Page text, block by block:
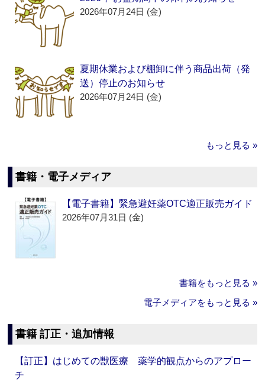
2026年07月24日 (金)
夏期休業および棚卸に伴う商品出荷（発
送）停止のお知らせ
2026年07月24日 (金)
もっと見る »
書籍・電子メディア
【電子書籍】緊急避妊薬OTC適正販売ガイド
2026年07月31日 (金)
書籍をもっと見る »
電子メディアをもっと見る »
書籍 訂正・追加情報
【訂正】はじめての獣医療 薬学的観点からのアプロー
チ